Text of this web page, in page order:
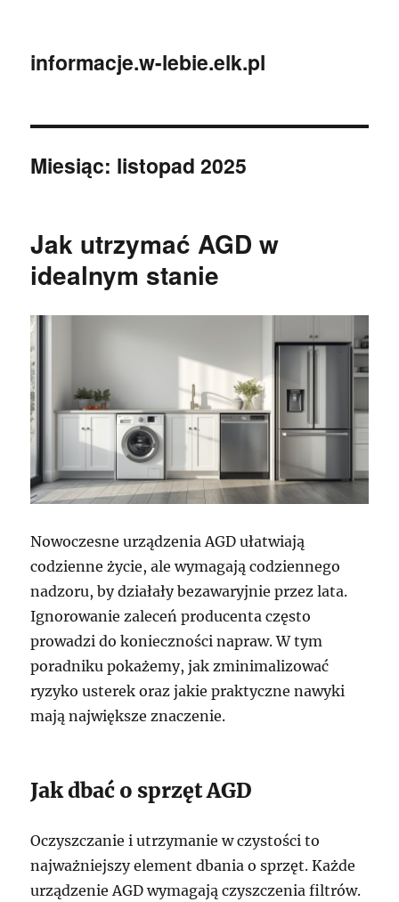
informacje.w-lebie.elk.pl
Miesiąc: listopad 2025
Jak utrzymać AGD w
idealnym stanie
Nowoczesne urządzenia AGD ułatwiają
codzienne życie, ale wymagają codziennego
nadzoru, by działały bezawaryjnie przez lata.
Ignorowanie zaleceń producenta często
prowadzi do konieczności napraw. W tym
poradniku pokażemy, jak zminimalizować
ryzyko usterek oraz jakie praktyczne nawyki
mają największe znaczenie.
Jak dbać o sprzęt AGD
Oczyszczanie i utrzymanie w czystości to
najważniejszy element dbania o sprzęt. Każde
urządzenie AGD wymagają czyszczenia filtrów.